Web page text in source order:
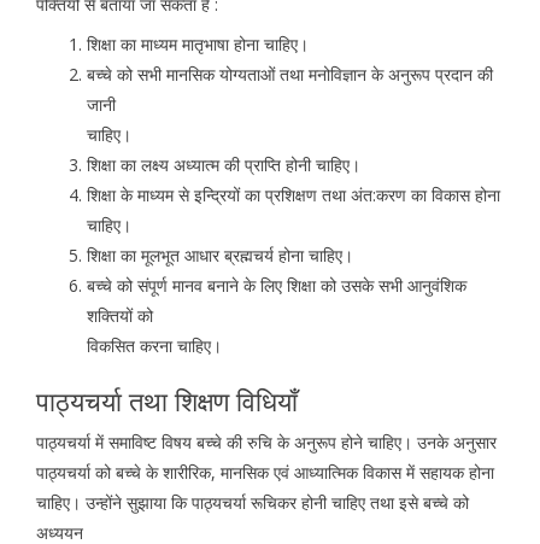
शिक्षा का माध्यम मातृभाषा होना चाहिए।
बच्चे को सभी मानसिक योग्यताओं तथा मनोविज्ञान के अनुरूप प्रदान की
जानी
चाहिए।
शिक्षा का लक्ष्य अध्यात्म की प्राप्ति होनी चाहिए।
शिक्षा के माध्यम से इन्द्रियों का प्रशिक्षण तथा अंत:करण का विकास होना
चाहिए।
शिक्षा का मूलभूत आधार ब्रह्मचर्य होना चाहिए।
बच्चे को संपूर्ण मानव बनाने के लिए शिक्षा को उसके सभी आनुवंशिक
शक्तियों को
विकसित करना चाहिए।
पाठ्यचर्या तथा शिक्षण विधियाँ
पाठ्यचर्या में समाविष्ट विषय बच्चे की रुचि के अनुरूप होने चाहिए। उनके अनुसार
पाठ्यचर्या को बच्चे के शारीरिक, मानसिक एवं आध्यात्मिक विकास में सहायक होना
चाहिए। उन्होंने सुझाया कि पाठ्यचर्या रूचिकर होनी चाहिए तथा इसे बच्चे को
अध्ययन